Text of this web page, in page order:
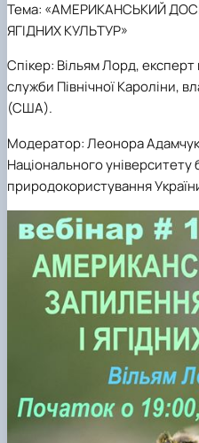
Тема: «АМЕРИКАНСЬКИЙ
ЯГІДНИХ КУЛЬТУР»
Спікер: Вільям Лорд, експерт
служби Північної Кароліни,
(США).
Модератор:Леонора
Національного університету
природокористування